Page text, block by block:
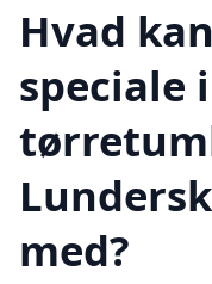
Hvad
speciale
med?